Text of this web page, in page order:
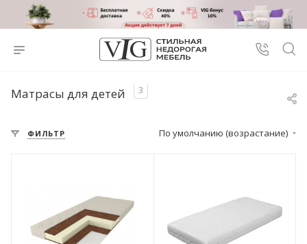
Матрасы для детей 3
ФИЛЬТР По умолчанию (возрастание)